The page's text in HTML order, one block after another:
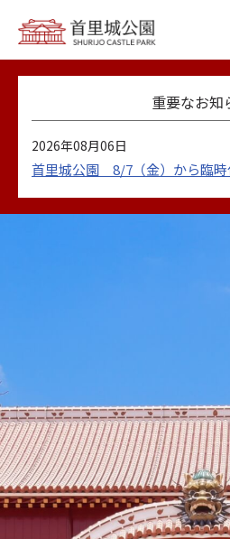
重要なお知
2026年08月06日
首里城公園 8/7（金）から臨時